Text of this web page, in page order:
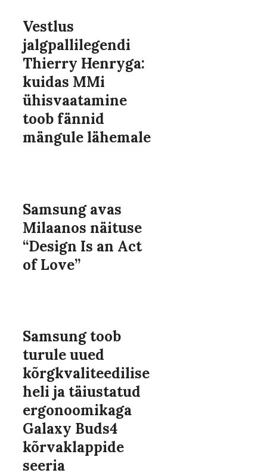
Vestlus
jalgpallilegendi
Thierry Henryga:
kuidas MMi
ühisvaatamine
toob fännid
mängule lähemale
Samsung avas
Milaanos näituse
“Design Is an Act
of Love”
Samsung toob
turule uued
kõrgkvaliteedilise
heli ja täiustatud
ergonoomikaga
Galaxy Buds4
kõrvaklappide
seeria